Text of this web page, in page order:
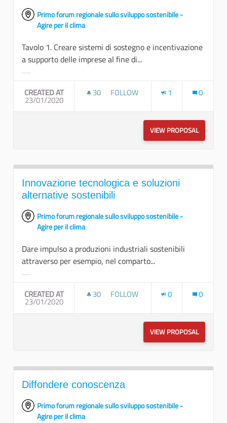
Primo forum regionale sullo sviluppo sostenibile -
Agire per il clima
Tavolo 1. Creare sistemi di sostegno e incentivazione
a supporto delle imprese al fine di...
CREATED AT
23/01/2020
30 30 FOLLOWERS
FOLLOW 1 0
VIEW PROPOSAL
Innovazione tecnologica e soluzioni
alternative sostenibili
Primo forum regionale sullo sviluppo sostenibile -
Agire per il clima
Dare impulso a produzioni industriali sostenibili
attraverso per esempio, nel comparto...
CREATED AT
23/01/2020
30 30 FOLLOWERS
FOLLOW 0 0
VIEW PROPOSAL
Diffondere conoscenza
Primo forum regionale sullo sviluppo sostenibile -
Agire per il clima